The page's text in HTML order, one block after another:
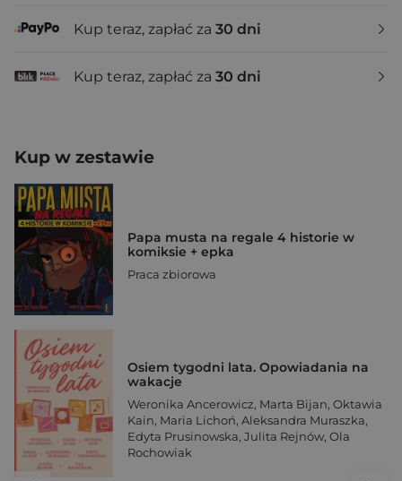
Kup teraz, zapłać za 30 dni
Kup teraz, zapłać za 30 dni
Kup w zestawie
Papa musta na regale 4 historie w
komiksie + epka
Praca zbiorowa
Osiem tygodni lata. Opowiadania na
wakacje
Weronika Ancerowicz, Marta Bijan, Oktawia
Kain, Maria Lichoń, Aleksandra Muraszka,
Edyta Prusinowska, Julita Rejnów, Ola
Rochowiak